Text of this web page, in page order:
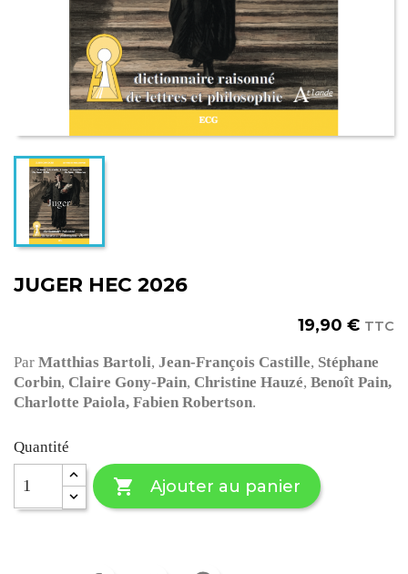
JUGER HEC 2026
19,90 € TTC
Par Matthias Bartoli, Jean-François Castille, Stéphane
Corbin, Claire Gony-Pain, Christine Hauzé, Benoît Pain,
Charlotte Paiola, Fabien Robertson.
Quantité
 Ajouter au panier